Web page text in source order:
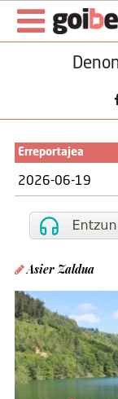
Erreportajea
2026-06-19
Asier Zaldua